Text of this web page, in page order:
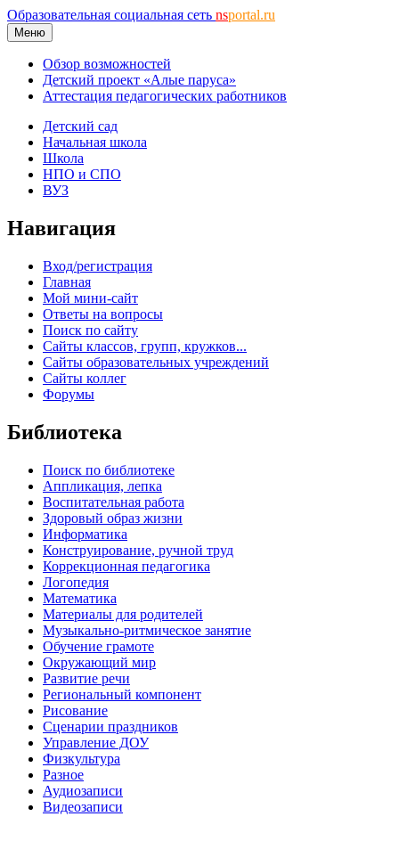
Образовательная социальная сеть nsportal.ru
Меню
Обзор возможностей
Детский проект «Алые паруса»
Аттестация педагогических работников
Детский сад
Начальная школа
Школа
НПО и СПО
ВУЗ
Навигация
Вход/регистрация
Главная
Мой мини-сайт
Ответы на вопросы
Поиск по сайту
Сайты классов, групп, кружков...
Сайты образовательных учреждений
Сайты коллег
Форумы
Библиотека
Поиск по библиотеке
Аппликация, лепка
Воспитательная работа
Здоровый образ жизни
Информатика
Конструирование, ручной труд
Коррекционная педагогика
Логопедия
Математика
Материалы для родителей
Музыкально-ритмическое занятие
Обучение грамоте
Окружающий мир
Развитие речи
Региональный компонент
Рисование
Сценарии праздников
Управление ДОУ
Физкультура
Разное
Аудиозаписи
Видеозаписи